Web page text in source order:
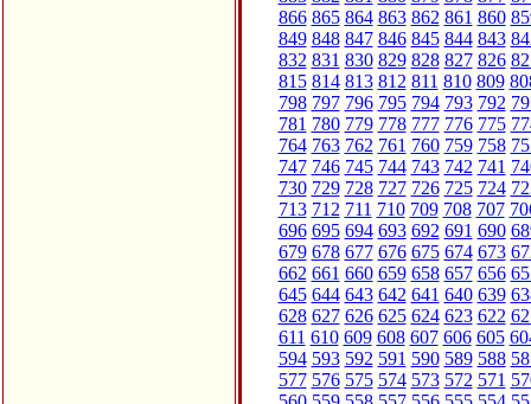
866 865 864 863 862 861 860
849 848 847 846 845 844 843
832 831 830 829 828 827 826
815 814 813 812 811 810 809
798 797 796 795 794 793 792
781 780 779 778 777 776 775
764 763 762 761 760 759 758
747 746 745 744 743 742 741
730 729 728 727 726 725 724
713 712 711 710 709 708 707
696 695 694 693 692 691 690
679 678 677 676 675 674 673
662 661 660 659 658 657 656
645 644 643 642 641 640 639
628 627 626 625 624 623 622
611 610 609 608 607 606 605
594 593 592 591 590 589 588
577 576 575 574 573 572 571